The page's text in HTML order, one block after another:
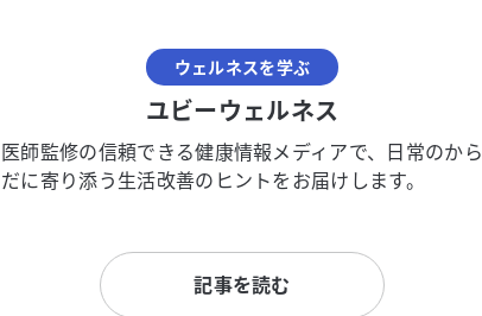
ウェルネスを学ぶ
ユビーウェルネス
医師監修の信頼できる健康情報メディアで、日常のから
だに寄り添う生活改善のヒントをお届けします。
記事を読む